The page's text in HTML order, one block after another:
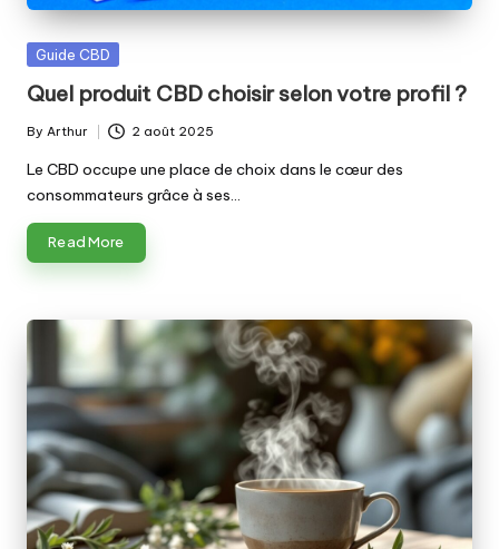
Posted
Guide CBD
Quel produit CBD choisir selon votre profil ?
Posted
by
By Arthur 2 août 2025
Le CBD occupe une place de choix dans le cœur des
consommateurs grâce à ses…
Read More